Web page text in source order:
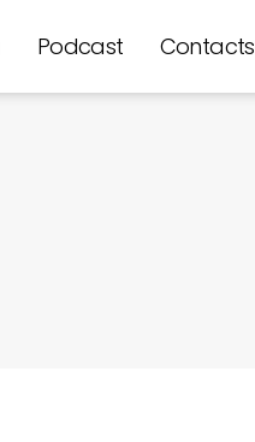
Podcast Contacts